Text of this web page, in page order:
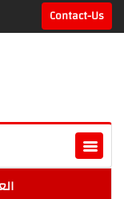
Contact-Us